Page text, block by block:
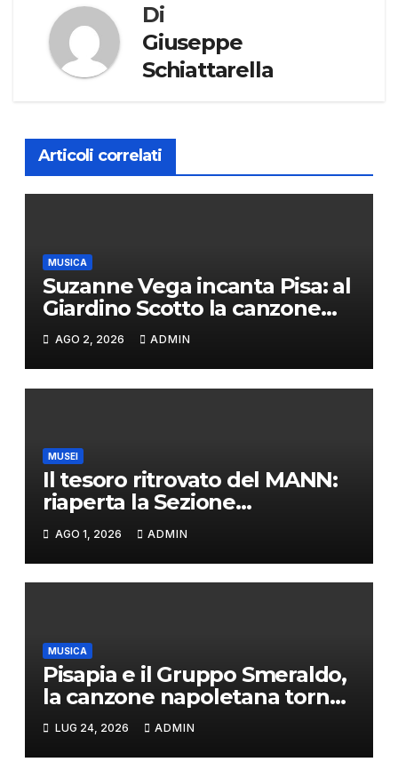
Di
Giuseppe
Schiattarella
Articoli correlati
MUSICA
Suzanne Vega incanta Pisa: al
Giardino Scotto la canzone
d’autore newyorkese
AGO 2, 2026 ADMIN
MUSEI
Il tesoro ritrovato del MANN:
riaperta la Sezione
numismatica
AGO 1, 2026 ADMIN
MUSICA
Pisapia e il Gruppo Smeraldo,
la canzone napoletana torna
protagonista
LUG 24, 2026 ADMIN